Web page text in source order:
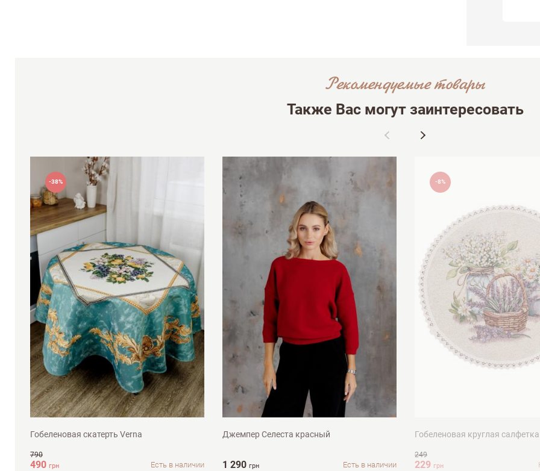
Рекомендуемые товары
Также Вас могут заинтересовать
-38%
D90см
Гобеленовая скатерть Verna
790
490 грн Есть в наличии
S-M L-XL
Джемпер Селеста красный
1 290 грн Есть в наличии
-8%
Гобеленовая круглая
249
229 грн